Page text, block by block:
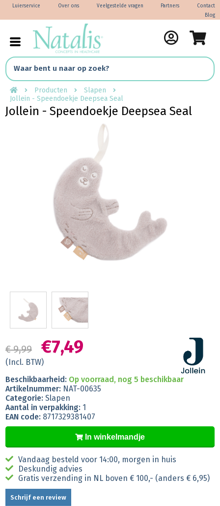
Contact
Partners
Veelgestelde vragen
Over ons
Luierservice
Blog
Producten
Slapen
Jollein - Speendoekje Deepsea Seal
Jollein - Speendoekje Deepsea Seal
€ 9,99 €7,49
(Incl. BTW)
Beschikbaarheid: Op voorraad, nog 5 beschikbaar
Artikelnummer: NAT-00635
Categorie: Slapen
Aantal in verpakking: 1
EAN code: 8717329381407
In winkelmandje
Vandaag besteld voor 14:00, morgen in huis
Deskundig advies
Gratis verzending in NL boven € 100,- (anders € 6,95)
Schrijf een review